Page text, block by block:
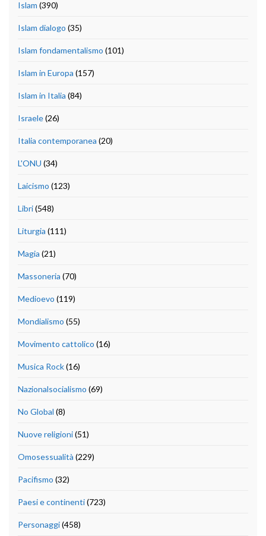
Islam (390)
Islam dialogo (35)
Islam fondamentalismo (101)
Islam in Europa (157)
Islam in Italia (84)
Israele(26)
Italia contemporanea (20)
L'ONU (34)
Laicismo (123)
Libri(548)
Liturgia (111)
Magia (21)
Massoneria (70)
Medioevo (119)
Mondialismo (55)
Movimento cattolico (16)
Musica Rock(16)
Nazionalsocialismo (69)
No Global (8)
Nuove religioni(51)
Omosessualità (229)
Pacifismo (32)
Paesi e continenti(723)
Personaggi(458)